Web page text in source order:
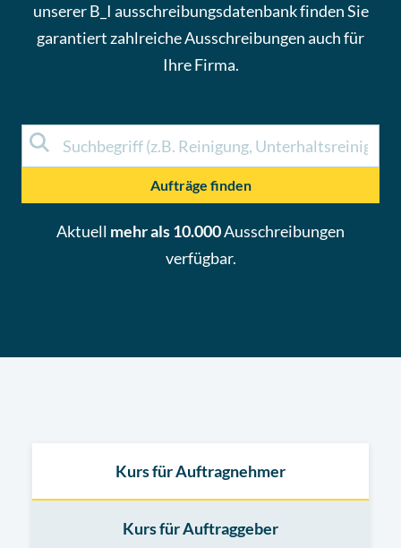
unserer B_I ausschreibungsdatenbank finden Sie
garantiert zahlreiche Ausschreibungen auch für
Ihre Firma.
Aufträge finden
Aktuell mehr als 10.000Ausschreibungen
verfügbar.
Kurs für Auftragnehmer
Kurs für Auftraggeber